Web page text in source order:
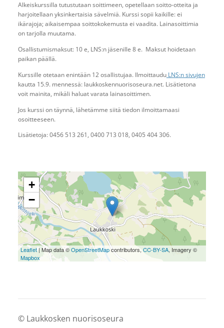
Alkeiskurssilla tutustutaan soittimeen, opetellaan soitto-otteita ja
harjoitellaan yksinkertaisia sävelmiä. Kurssi sopii kaikille: ei
ikärajoja; aikaisempaa soittokokemusta ei vaadita. Lainasoittimia
on tarjolla muutama.
Osallistumismaksut: 10 e, LNS:n jäsenille 8 e. Maksut hoidetaan
paikan päällä.
Kurssille otetaan enintään 12 osallistujaa. IlmoittauduLNS:n sivujen
kautta 15.9. mennessä: laukkoskennuorisoseura.net. Lisätietona
voit mainita, mikäli haluat varata lainasoittimen.
Jos kurssi on täynnä, lähetämme siitä tiedon ilmoittamaasi
osoitteeseen.
Lisätietoja: 0456 513 261, 0400 713 018, 0405 404 306.
+
−
Leaflet| Map data ©OpenStreetMapcontributors, CC-BY-SA, Imagery ©
Mapbox
© Laukkosken nuorisoseura